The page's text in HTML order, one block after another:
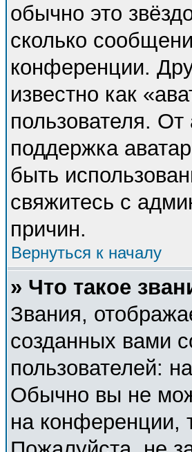
обычно это
сколько
конференции.
известно как
пользователя.
поддержка
быть
свяжитесь с
причин.
Вернуться к началу
» Что такое
Звания,
созданных вами
пользователей:
Обычно вы не
на конференции,